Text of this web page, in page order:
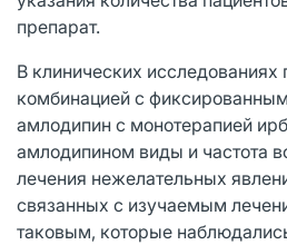
препарат.
В клинических
комбинацией с
амлодипин с монотерапией
амлодипином виды и частота
лечения нежелательных
связанных с изучаемым
таковым, которые